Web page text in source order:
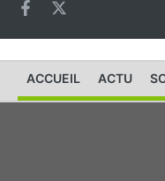
ACCUEIL ACTU